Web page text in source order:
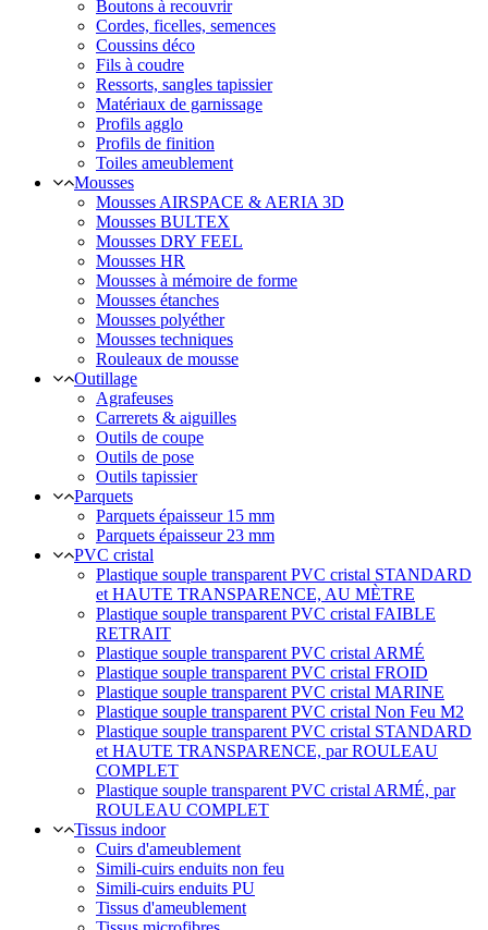
Boutons à recouvrir
Cordes, ficelles, semences
Coussins déco
Fils à coudre
Ressorts, sangles tapissier
Matériaux de garnissage
Profils agglo
Profils de finition
Toiles ameublement
Mousses
Mousses AIRSPACE & AERIA 3D
Mousses BULTEX
Mousses DRY FEEL
Mousses HR
Mousses à mémoire de forme
Mousses étanches
Mousses polyéther
Mousses techniques
Rouleaux de mousse
Outillage
Agrafeuses
Carrerets & aiguilles
Outils de coupe
Outils de pose
Outils tapissier
Parquets
Parquets épaisseur 15 mm
Parquets épaisseur 23 mm
PVC cristal
Plastique souple transparent PVC cristal STANDARD
et HAUTE TRANSPARENCE, AU MÈTRE
Plastique souple transparent PVC cristal FAIBLE
RETRAIT
Plastique souple transparent PVC cristal ARMÉ
Plastique souple transparent PVC cristal FROID
Plastique souple transparent PVC cristal MARINE
Plastique souple transparent PVC cristal Non Feu M2
Plastique souple transparent PVC cristal STANDARD
et HAUTE TRANSPARENCE, par ROULEAU
COMPLET
Plastique souple transparent PVC cristal ARMÉ, par
ROULEAU COMPLET
Tissus indoor
Cuirs d'ameublement
Simili-cuirs enduits non feu
Simili-cuirs enduits PU
Tissus d'ameublement